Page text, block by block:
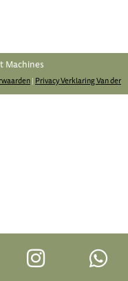
Machines
| Privacy Verklaring Van der